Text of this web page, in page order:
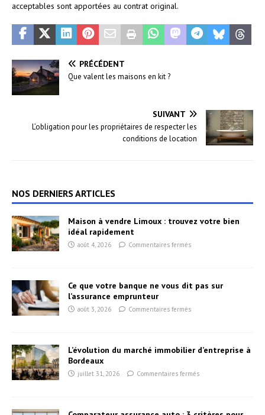
acceptables sont apportées au contrat original.
PRÉCÉDENT
Que valent les maisons en kit ?
SUIVANT
L’obligation pour les propriétaires de respecter les
conditions de location
NOS DERNIERS ARTICLES
Maison à vendre Limoux : trouvez votre bien
idéal rapidement
août 4, 2026 Commentaires fermés
Ce que votre banque ne vous dit pas sur
l’assurance emprunteur
août 3, 2026 Commentaires fermés
L’évolution du marché immobilier d’entreprise à
Bordeaux
juillet 31, 2026 Commentaires fermés